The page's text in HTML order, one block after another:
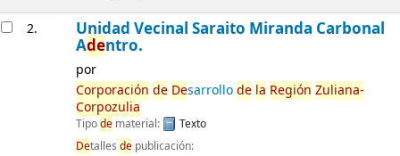
2. Unidad Vecinal Saraito Miranda Carbonal
Adentro.
por
Corporación de Desarrollode la Región Zuliana-
Corpozulia
Tipodematerial:
Texto
Detalles depublicación: